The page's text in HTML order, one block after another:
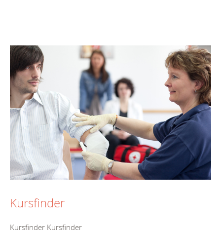
Kursfinder
Kursfinder Kursfinder